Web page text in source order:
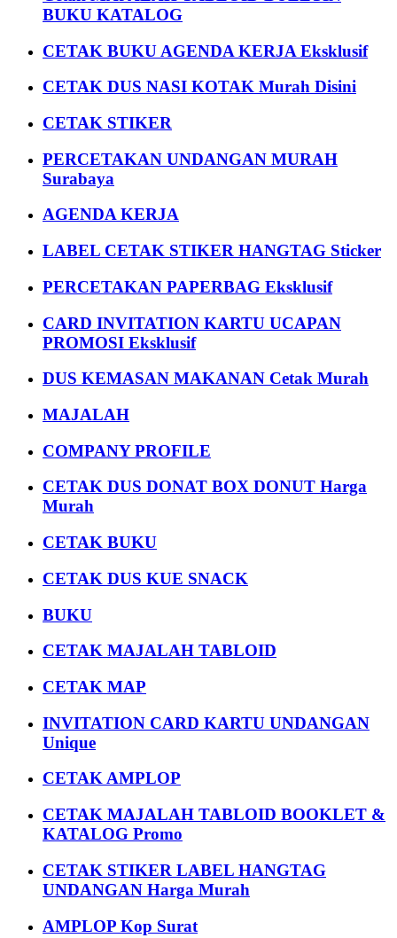
BUKU KATALOG
CETAK BUKU AGENDA KERJA Eksklusif
CETAK DUS NASI KOTAK Murah Disini
CETAK STIKER
PERCETAKAN UNDANGAN MURAH
Surabaya
AGENDA KERJA
LABEL CETAK STIKER HANGTAG Sticker
PERCETAKAN PAPERBAG Eksklusif
CARD INVITATION KARTU UCAPAN
PROMOSI Eksklusif
DUS KEMASAN MAKANAN Cetak Murah
MAJALAH
COMPANY PROFILE
CETAK DUS DONAT BOX DONUT Harga
Murah
CETAK BUKU
CETAK DUS KUE SNACK
BUKU
CETAK MAJALAH TABLOID
CETAK MAP
INVITATION CARD KARTU UNDANGAN
Unique
CETAK AMPLOP
CETAK MAJALAH TABLOID BOOKLET &
KATALOG Promo
CETAK STIKER LABEL HANGTAG
UNDANGAN Harga Murah
AMPLOP Kop Surat